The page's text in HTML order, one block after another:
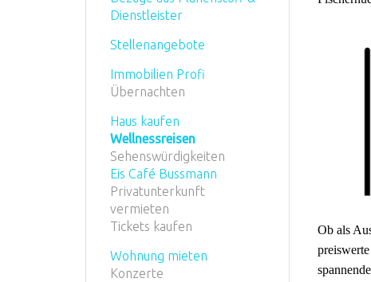
Ob als
Dienstleister
Stellenangebote
Immobilien Profi
Übernachten
Haus kaufen
Wellnessreisen
Sehenswürdigkeiten
Eis Café Bussmann
Privatunterkunft
vermieten
Tickets kaufen
Wohnung mieten
Konzerte